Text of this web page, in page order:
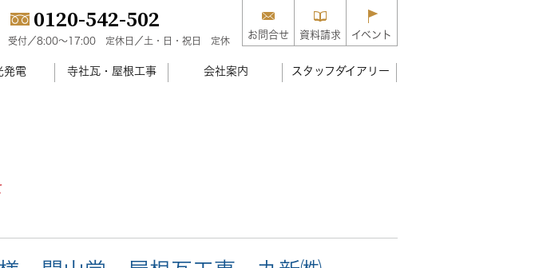
0120-542-502
受付／8:00～17:00 定休日／土・日・祝日 定休
お問合せ 資料請求 イベント
発電 寺社瓦・屋根工事 会社案内 スタッフダイアリー